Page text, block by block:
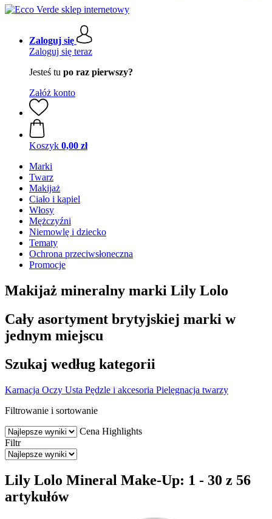
Zaloguj się
Zaloguj się teraz
Jesteś tu po raz pierwszy?
Załóż konto
Koszyk 0,00 zł
Marki
Twarz
Makijaż
Ciało i kąpiel
Włosy
Mężczyźni
Niemowlę i dziecko
Tematy
Ochrona przeciwsłoneczna
Promocje
Makijaż mineralny marki Lily Lolo
Cały asortyment brytyjskiej marki w
jednym miejscu
Szukaj według kategorii
Karnacja Oczy Usta Pędzle i akcesoria Pielęgnacja twarzy
Filtrowanie i sortowanie
Cena Highlights
Filtr
Lily Lolo Mineral Make-Up: 1 - 30 z 56
artykułów